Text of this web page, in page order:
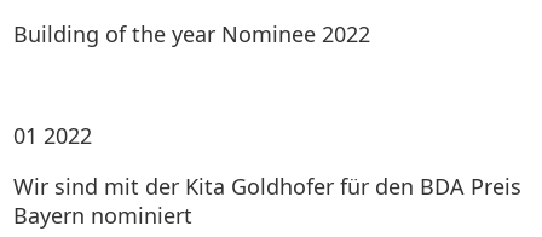
Building of the year Nominee 2022
01 2022
Wir sind mit der Kita Goldhofer für den BDA Preis
Bayern nominiert